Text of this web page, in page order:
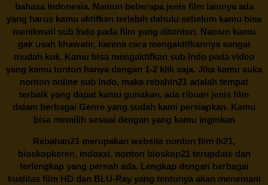
bahasa Indonesia. Namun beberapa jenis film lainnya ada
yang harus kamu aktifkan terlebih dahulu sebelum kamu bisa
menikmati sub Indo pada film yang ditonton. Namun kamu
gak usah khawatir, karena cara mengaktifkannya sangat
mudah kok. Kamu bisa mengaktifkan sub Indo pada video
yang kamu tonton hanya dengan 1-2 klik saja. Jika kamu suka
nonton online sub Indo, maka rebahin21 adalah tempat
terbaik yang dapat kamu gunakan. ada ribuan jenis film
dalam berbagai Genre yang sudah kami persiapkan. Kamu
bisa memilih sesuai dengan yang kamu inginkan
Rebahan21 merupakan website nonton film lk21,
bioskopkeren, indoxxi, nonton bioskop21 terupdate dan
terlengkap yang pernah ada. Lengkap dengan berbagai
kualitas film HD dan BLU-Ray yang tentunya akan menemani